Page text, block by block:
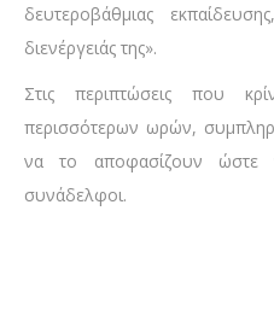
δευτεροβάθμιας
διενέργειάς της».
Στις περιπτώσεις που
περισσότερων ωρών,
να το αποφασίζουν ώστε
συνάδελφοι.